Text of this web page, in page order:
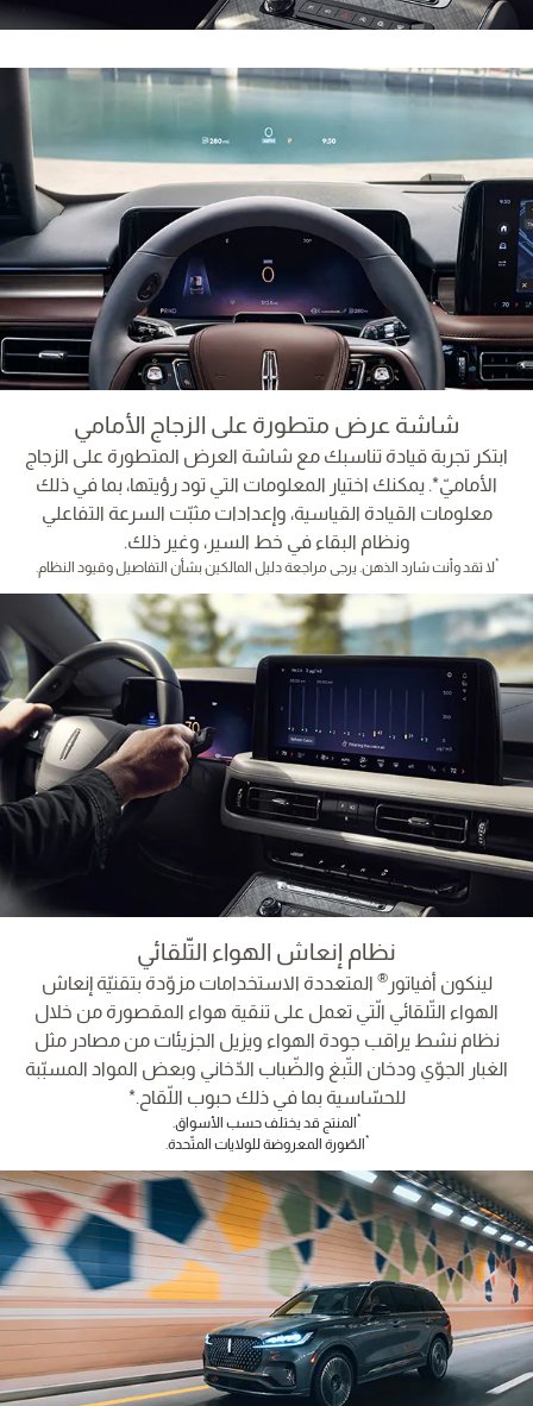
شاشة عرض متطورة على الزجاج الأمامي
ابتكر تجربة قيادة تناسبك مع شاشة العرض المتطورة على الزجاج
الأماميّ*. يمكنك اختيار المعلومات التي تود رؤيتها، بما في ذلك
معلومات القيادة القياسية، وإعدادات مثبّت السرعة التفاعلي
ونظام البقاء في خط السير، وغير ذلك.
*لا تقد وأنت شارد الذهن. يرجى مراجعة دليل المالكين بشأن التفاصيل وقيود النظام.
نظام إنعاش الهواء التّلقائي
لينكون أفياتور® المتعددة الاستخدامات مزوّدة بتقنيّة إنعاش
الهواء التّلقائي الّتي تعمل على تنقية هواء المقصورة من خلال
نظام نشط يراقب جودة الهواء ويزيل الجزيئات من مصادر مثل
الغبار الجوّي ودخان التّبغ والضّباب الدّخاني وبعض المواد المسبّبة
للحسّاسية بما في ذلك حبوب اللّقاح.*
*المنتج قد يختلف حسب الأسواق.
*الصّورة المعروضة للولايات المتّحدة.